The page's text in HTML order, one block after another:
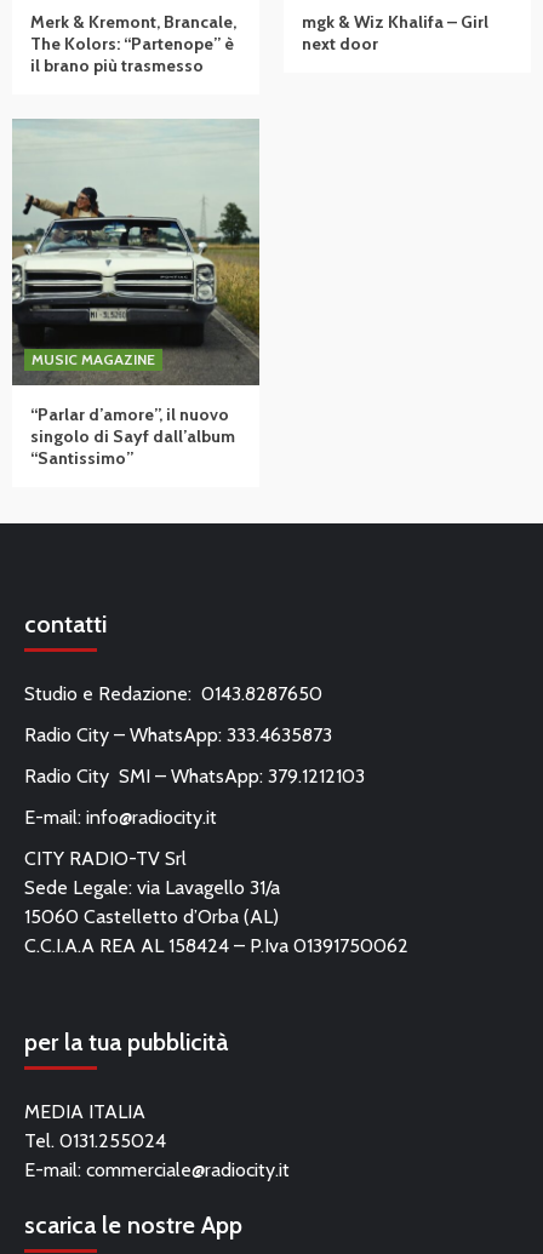
Merk & Kremont, Brancale,
The Kolors: “Partenope” è
il brano più trasmesso
mgk & Wiz Khalifa – Girl
next door
MUSIC MAGAZINE
“Parlar d’amore”, il nuovo
singolo di Sayf dall’album
“Santissimo”
contatti
Studio e Redazione: 0143.8287650
Radio City – WhatsApp: 333.4635873
Radio City SMI – WhatsApp: 379.1212103
E-mail: info@radiocity.it
CITY RADIO-TV Srl
Sede Legale: via Lavagello 31/a
15060 Castelletto d’Orba (AL)
C.C.I.A.A REA AL 158424 – P.Iva 01391750062
per la tua pubblicità
MEDIA ITALIA
Tel. 0131.255024
E-mail: commerciale@radiocity.it
scarica le nostre App